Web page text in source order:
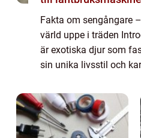
Fakta om sengångare
värld uppe i träden
är exotiska djur som
sin unika livsstil och
familjen Bradypodidae,